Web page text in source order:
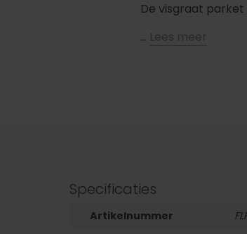
De visgraat
… Lees meer
Specificaties
Artikelnummer